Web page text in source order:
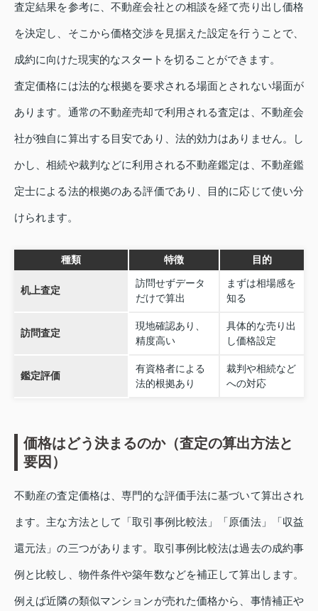
査定結果を参考に、不動産会社との相談を経て売り出し価格
を決定し、そこから価格交渉を見据えた設定を行うことで、
成約に向けた現実的なスタートを切ることができます。
査定価格には法的な根拠を要求される場面とされない場面が
あります。通常の不動産売却で利用される査定は、不動産会
社が独自に算出する目安であり、法的効力はありません。し
かし、相続や裁判などに利用される不動産鑑定は、不動産鑑
定士による法的根拠のある評価であり、目的に応じて使い分
けられます。
種類 特徴 目的
机上査定
訪問せずデータ
だけで算出
まずは相場感を
知る
訪問査定
現地確認あり、
精度高い
具体的な売り出
し価格設定
鑑定評価
有資格者による
法的根拠あり
裁判や相続など
への対応
価格はどう決まるのか（査定の算出方法と
要因）
不動産の査定価格は、専門的な評価手法に基づいて算出され
ます。主な方法として「取引事例比較法」「原価法」「収益
還元法」の三つがあります。取引事例比較法は過去の成約事
例と比較し、物件条件や築年数などを補正して算出します。
例えば近隣の類似マンションが売れた価格から、事情補正や